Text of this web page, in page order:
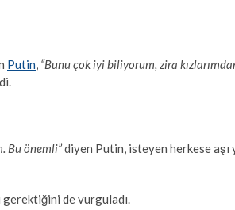
Putin “Bunu çok iyi biliyorum, zira
Bu önemli”diyen Putin, isteyen herkese aşı
de vurguladı.